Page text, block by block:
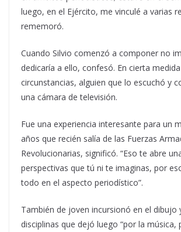
luego, en el Ejército, me vinculé a varias
rememoró.
Cuando Silvio comenzó a componer no
dedicaría a ello, confesó. En cierta
circunstancias, alguien que lo escuchó y
una cámara de televisión.
Fue una experiencia interesante para un
años que recién salía de las Fuerzas
Revolucionarias, significó. “Eso te abre
perspectivas que tú ni te imaginas, por
todo en el aspecto periodístico”.
También de joven incursionó en el dibujo
disciplinas que dejó luego “por la música,